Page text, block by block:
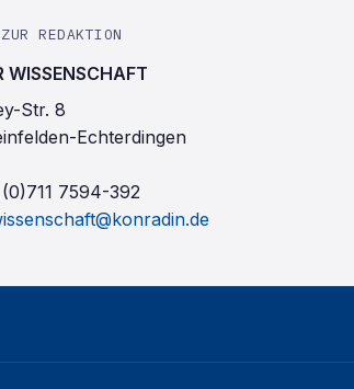
REDAKTION
WISSENSCHAFT
Str. 8
Echterdingen
7594-392